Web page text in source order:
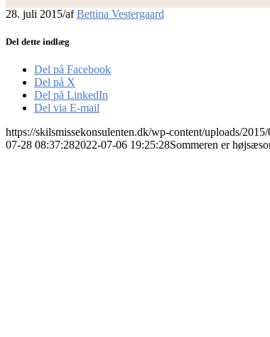
28. juli 2015/afBettina Vestergaard
Del dette indlæg
Del på Facebook
Del på X
Del på LinkedIn
Del via E-mail
https://skilsmissekonsulenten.dk/wp-content/uploads/
07-28 08:37:282022-07-06 19:25:28Sommeren er